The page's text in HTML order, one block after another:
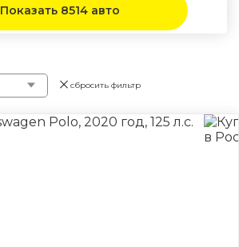
Показать 8514 авто
сбросить фильтр